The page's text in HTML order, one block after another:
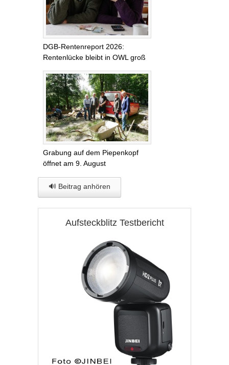
DGB-Rentenreport 2026:
Rentenlücke bleibt in OWL groß
Grabung auf dem Piepenkopf
öffnet am 9. August
🔊 Beitrag anhören
Aufsteckblitz Testbericht